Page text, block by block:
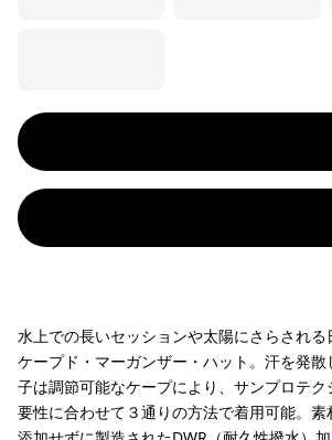
水上での長いセッションや太陽にさらされ
ケープド・マーガンザー・ハット。汗を発
子は調節可能なケープにより、サンプロテ
要性に合わせて３通りの方法で着用可能。素